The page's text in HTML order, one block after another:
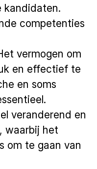
kandidaten.
competenties
vermogen om
en effectief te
en soms
veranderend en
waarbij het
om te gaan van